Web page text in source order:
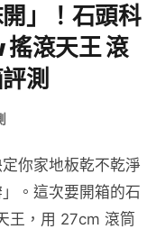
」！石頭科
滾天王 滾
測
你家地板乾不乾淨
。這次要開箱的石
王，用 27cm 滾筒